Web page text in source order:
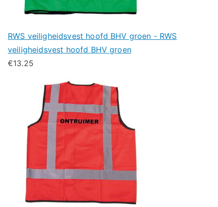
RWS veiligheidsvest hoofd BHV groen - RWS
veiligheidsvest hoofd BHV groen
€13.25